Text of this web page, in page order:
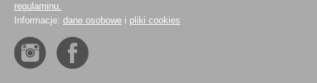
regulaminu.
Informacje: dane osobowe i pliki cookies